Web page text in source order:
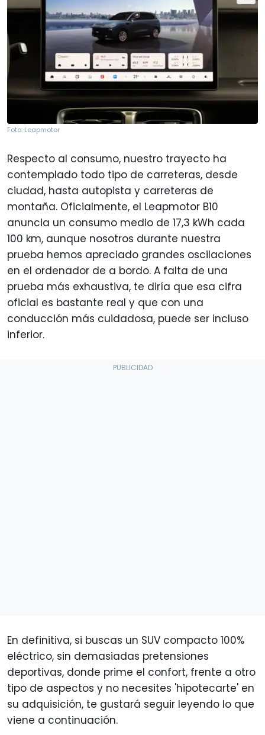
Foto: Leapmotor
Respecto al consumo, nuestro trayecto ha
contemplado todo tipo de carreteras, desde
ciudad, hasta autopista y carreteras de
montaña. Oficialmente, el Leapmotor B10
anuncia un consumo medio de 17,3 kWh cada
100 km, aunque nosotros durante nuestra
prueba hemos apreciado grandes oscilaciones
en el ordenador de a bordo. A falta de una
prueba más exhaustiva, te diría que esa cifra
oficial es bastante real y que con una
conducción más cuidadosa, puede ser incluso
inferior.
En definitiva, si buscas un SUV compacto 100%
eléctrico, sin demasiadas pretensiones
deportivas, donde prime el confort, frente a otro
tipo de aspectos y no necesites 'hipotecarte' en
su adquisición, te gustará seguir leyendo lo que
viene a continuación.